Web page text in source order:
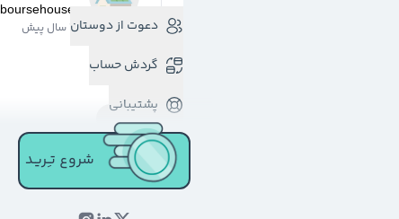
دعوت از دوستان
گردش حساب
پشتیبانی
شروع تـِـریـد
boursehouse
2 سال پیش
خانه بورس